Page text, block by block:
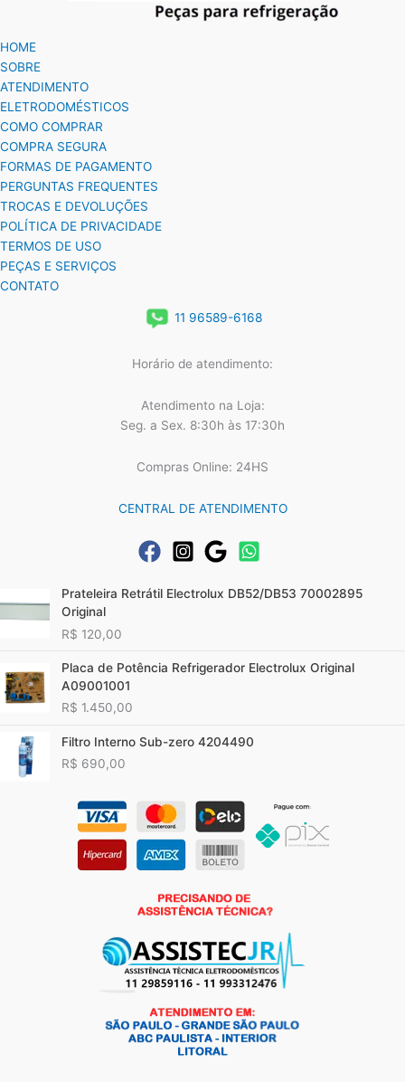
HOME
SOBRE
ATENDIMENTO
ELETRODOMÉSTICOS
COMO COMPRAR
COMPRA SEGURA
FORMAS DE PAGAMENTO
PERGUNTAS FREQUENTES
TROCAS E DEVOLUÇÕES
POLÍTICA DE PRIVACIDADE
TERMOS DE USO
PEÇAS E SERVIÇOS
CONTATO
11 96589-6168
Horário de atendimento:
Atendimento na Loja:
Seg. a Sex. 8:30h às 17:30h
Compras Online: 24HS
CENTRAL DE ATENDIMENTO
Prateleira Retrátil Electrolux DB52/DB53 70002895
Original
R$ 120,00
Placa de Potência Refrigerador Electrolux Original
A09001001
R$ 1.450,00
Filtro Interno Sub-zero 4204490
R$ 690,00